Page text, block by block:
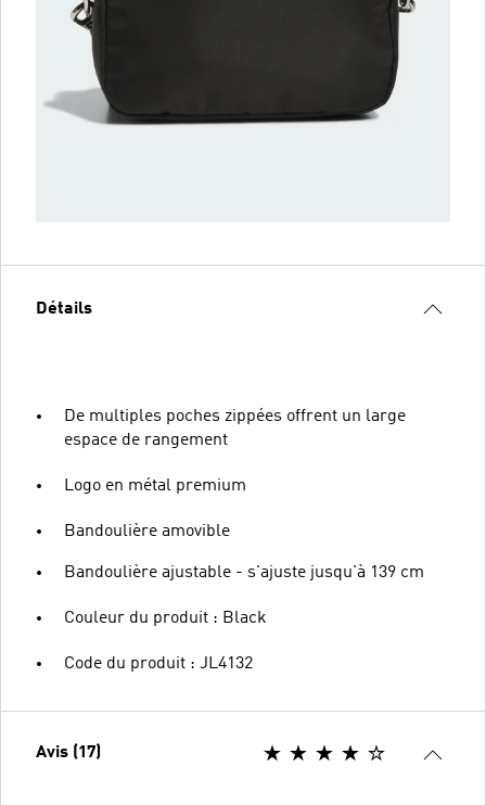
Détails
De multiples poches zippées offrent un large
espace de rangement
Logo en métal premium
Bandoulière amovible
Bandoulière ajustable - s'ajuste jusqu'à 139 cm
Couleur du produit : Black
Code du produit : JL4132
Avis (17)